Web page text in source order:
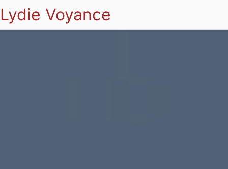
Lydie Voyance